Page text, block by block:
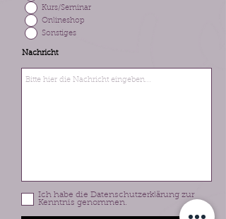
Kurs/Seminar
Onlineshop
Sonstiges
Nachricht
Ich habe die Datenschutzerklärung zur
Kenntnis genommen.